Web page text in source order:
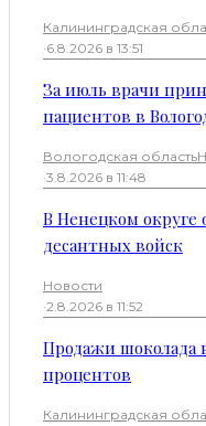
Калининградская
·6.8.2026 в 13:51
За июль врачи
пациентов в
Вологодская область
·3.8.2026 в 11:48
В Ненецком
десантных войск
Новости
·2.8.2026 в 11:52
Продажи шоколада
процентов
Калининградская